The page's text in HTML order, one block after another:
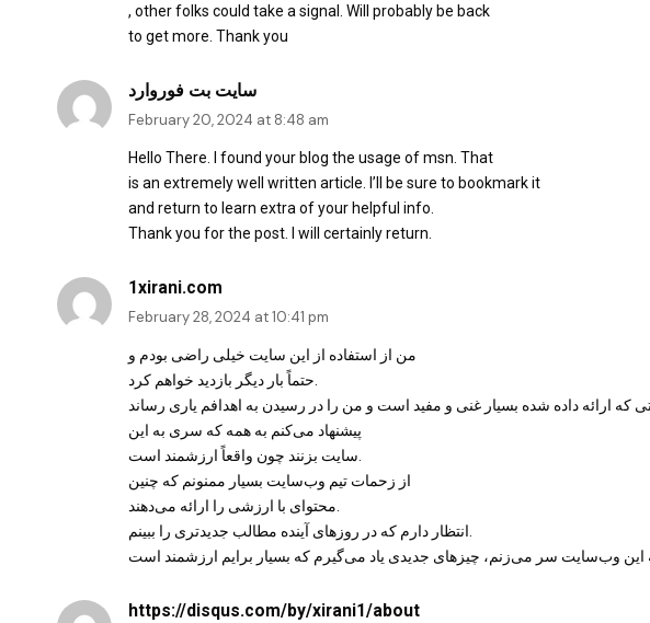
, other folks could take a signal. Will probably be back
to get more. Thank you
سایت بت فوروارد
February 20, 2024 at 8:48 am
Hello There. I found your blog the usage of msn. That
is an extremely well written article. I’ll be sure to bookmark it
and return to learn extra of your helpful info.
Thank you for the post. I will certainly return.
1xirani.com
February 28, 2024 at 10:41 pm
من از استفاده از این سایت خیلی راضی بودم و
پیشنهاد می‌کنم به همه که سری به این
از زحمات تیم وب‌سایت بسیار ممنونم که چنین
https://disqus.com/by/xirani1/about